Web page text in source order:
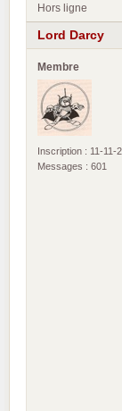
Hors ligne
Lord Darcy
Membre
Inscription : 11-11-
Messages : 601